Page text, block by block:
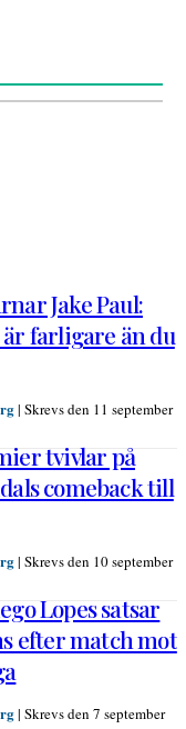
Jake Paul:
farligare än du
| Skrevs den 11 september
tvivlar på
comeback till
| Skrevs den 10 september
Lopes satsar
efter match mot
| Skrevs den 7 september